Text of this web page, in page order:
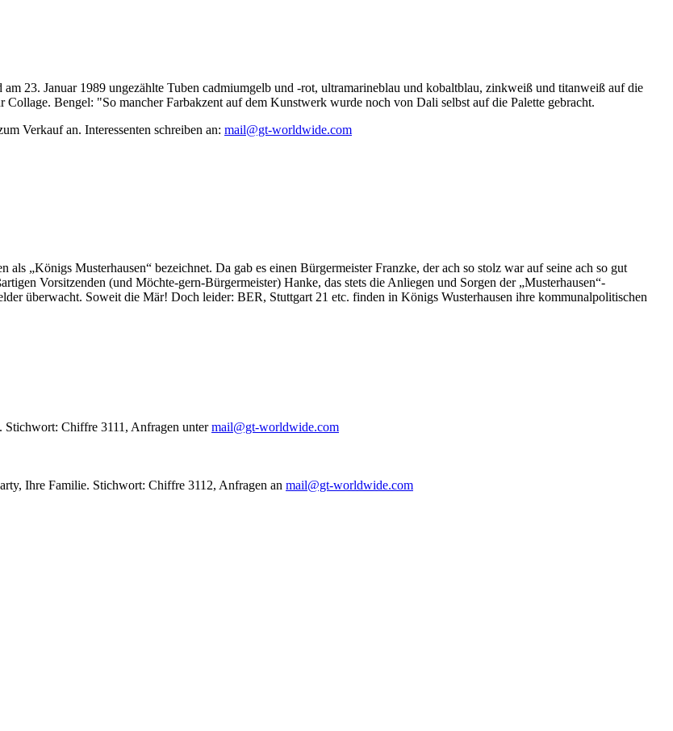
23. Januar 1989 ungezählte Tuben cadmiumgelb und -rot, ultramarineblau und kobaltblau, zinkweiß und titanweiß auf die
Bengel: "So mancher Farbakzent auf dem Kunstwerk wurde noch von Dali selbst auf die Palette gebracht.
Verkauf an. Interessenten schreiben an: mail@gt-worldwide.com
„Königs Musterhausen“ bezeichnet. Da gab es einen Bürgermeister Franzke, der ach so stolz war auf seine ach so gut
Vorsitzenden (und Möchte-gern-Bürgermeister) Hanke, das stets die Anliegen und Sorgen der „Musterhausen“-
überwacht. Soweit die Mär! Doch leider: BER, Stuttgart 21 etc. finden in Königs Wusterhausen ihre kommunalpolitischen
Stichwort: Chiffre 3111, Anfragen untermail@gt-worldwide.com
Ihre Familie. Stichwort: Chiffre 3112, Anfragen an mail@gt-worldwide.com